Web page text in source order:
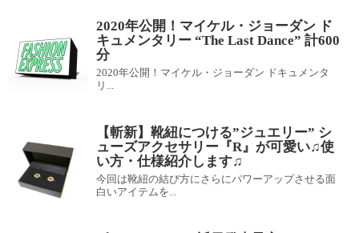
2020年公開！マイケル・ジョーダン ド
キュメンタリー “The Last Dance” 計600
分
2020年公開！マイケル・ジョーダン ドキュメンタ
リ...
【斬新】靴紐につける”ジュエリー” シ
ューズアクセサリー『R』が可愛い♫使
い方・仕様紹介します♫
今回は靴紐の結び方にさらにパワーアップさせる面
白いアイテムを...